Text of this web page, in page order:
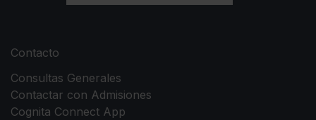
Contacto
Consultas Generales
Contactar con Admisiones
Cognita Connect App